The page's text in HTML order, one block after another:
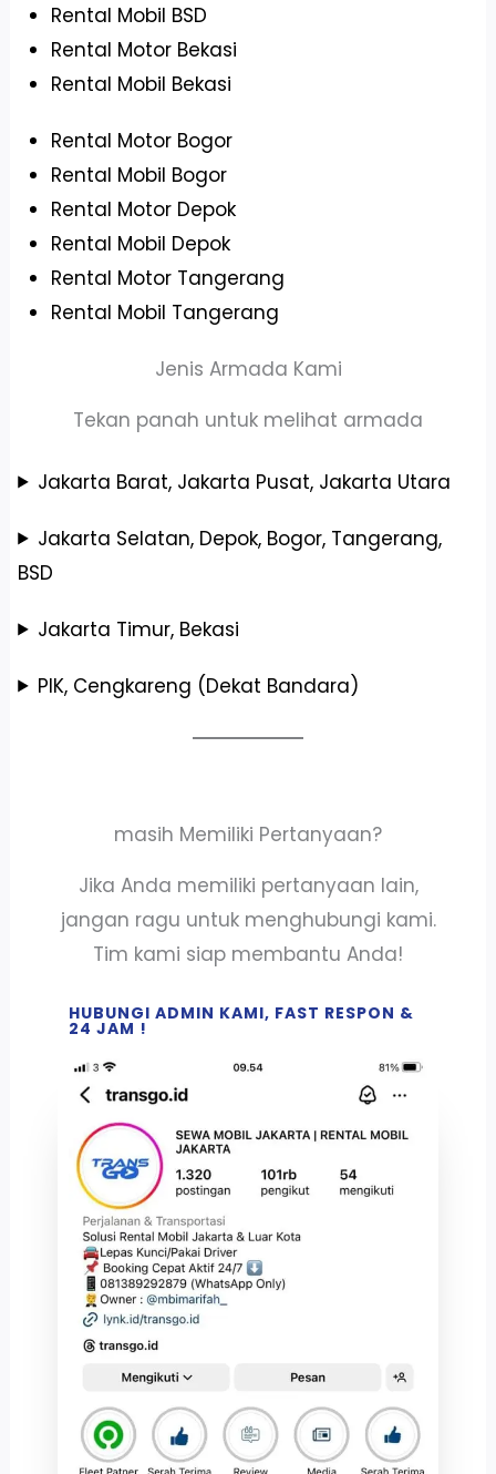
Rental Mobil BSD
Rental Motor Bekasi
Rental Mobil Bekasi
Rental Motor Bogor
Rental Mobil Bogor
Rental Motor Depok
Rental Mobil Depok
Rental Motor Tangerang
Rental Mobil Tangerang
Jenis Armada Kami
Tekan panah untuk melihat armada
Jakarta Barat, Jakarta Pusat, Jakarta Utara
Jakarta Selatan, Depok, Bogor, Tangerang,
BSD
Jakarta Timur, Bekasi
PIK, Cengkareng (Dekat Bandara)
masih Memiliki Pertanyaan?
Jika Anda memiliki pertanyaan lain,
jangan ragu untuk menghubungi kami.
Tim kami siap membantu Anda!
HUBUNGI ADMIN KAMI, FAST RESPON &
24 JAM !